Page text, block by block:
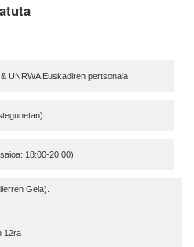
UNRWA Euskadiren pertsonala
18:00-20:00).
Gela).
12ra